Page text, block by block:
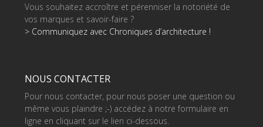
Vous souhaitez accroître et pérenniser la notoriété de
vos marques et savoir-faire ?
> Communiquez avec Chroniques d’architecture !
NOUS CONTACTER
Pour nous contacter, pour nous poser une question ou
même vous plaindre ;-) accédez à notre formulaire en
ligne en cliquant sur le lien ci-dessous.